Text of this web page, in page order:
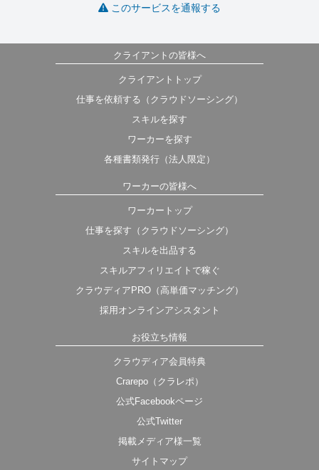
このサービスを通報する
クライアントの皆様へ
クライアントトップ
仕事を依頼する（クラウドソーシング）
スキルを探す
ワーカーを探す
各種書類発行（法人限定）
ワーカーの皆様へ
ワーカートップ
仕事を探す（クラウドソーシング）
スキルを出品する
スキルアフィリエイトで稼ぐ
クラウディアPRO（高単価マッチング）
採用オンラインアシスタント
お役立ち情報
クラウディア会員特典
Crarepo（クラレポ）
公式Facebookページ
公式Twitter
掲載メディア様一覧
サイトマップ